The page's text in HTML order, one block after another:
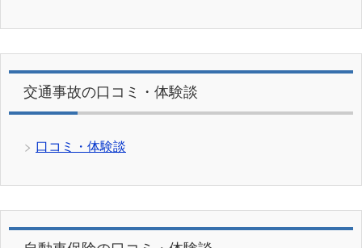
交通事故の口コミ・体験談
口コミ・体験談